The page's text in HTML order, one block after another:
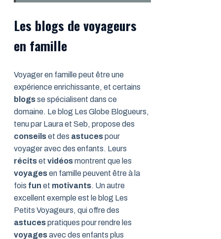
Les blogs de voyageurs
en famille
Voyager en famille peut être une
expérience enrichissante, et certains
blogsse spécialisent dans ce
domaine. Le blog Les Globe Blogueurs,
tenu par Laura et Seb, propose des
conseilset des astucespour
voyager avec des enfants. Leurs
récitset vidéosmontrent que les
voyagesen famille peuvent être à la
fois fun et motivants. Un autre
excellent exemple est le blog Les
Petits Voyageurs, qui offre des
astucespratiques pour rendre les
voyagesavec des enfants plus